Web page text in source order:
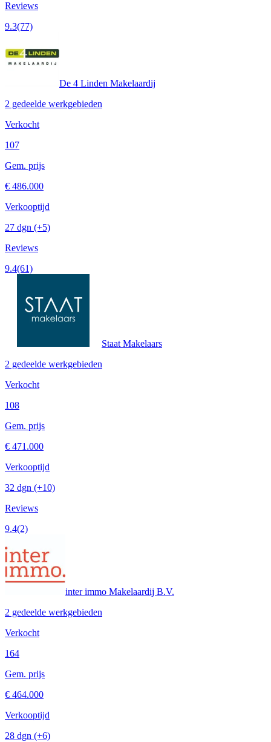
Reviews
9.3(77)
De 4 Linden Makelaardij
2 gedeelde werkgebieden
Verkocht
107
Gem. prijs
€ 486.000
Verkooptijd
27 dgn (+5)
Reviews
9.4(61)
Staat Makelaars
2 gedeelde werkgebieden
Verkocht
108
Gem. prijs
€ 471.000
Verkooptijd
32 dgn (+10)
Reviews
9.4(2)
inter immo Makelaardij B.V.
2 gedeelde werkgebieden
Verkocht
164
Gem. prijs
€ 464.000
Verkooptijd
28 dgn (+6)